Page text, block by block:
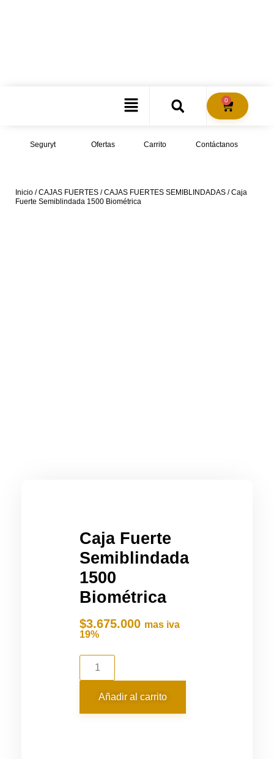
0
Seguryt Ofertas Carrito Contáctanos
Inicio /CAJAS FUERTES /CAJAS FUERTES SEMIBLINDADAS / Caja
Fuerte Semiblindada 1500 Biométrica
Caja Fuerte
Semiblindada
1500
Biométrica
$3.675.000 mas iva
19%
Añadir al carrito